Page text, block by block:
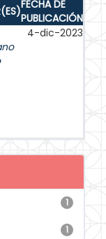
FECHA DE
PUBLICACIÓN
4-dic-2023
1
1